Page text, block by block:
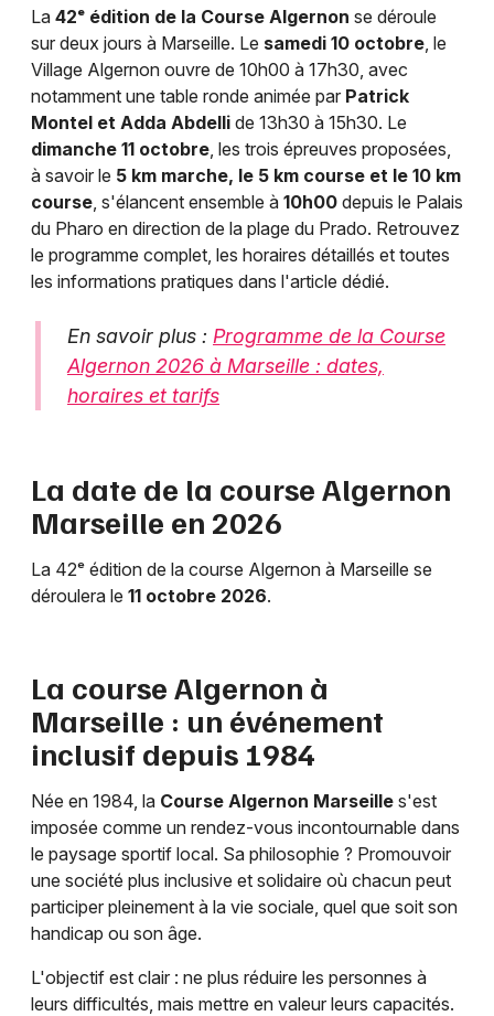
13 - Bouches du Rhône
Choisir mes départements
Mon email
Je m'abonne
La 42ᵉ édition de la Course Algernon se déroule
sur deux jours à Marseille. Le samedi 10 octobre , le
Village Algernon ouvre de 10h00 à 17h30, avec
notamment une table ronde animée par Patrick
Montel et Adda Abdelli de 13h30 à 15h30. Le
dimanche 11 octobre , les trois épreuves proposées,
à savoir le 5 km marche, le 5 km course et le 10 km
course , s'élancent ensemble à 10h00 depuis le Palais
du Pharo en direction de la plage du Prado. Retrouvez
le programme complet, les horaires détaillés et toutes
les informations pratiques dans l'article dédié.
En savoir plus : Programme de la Course
Algernon 2026 à Marseille : dates,
horaires et tarifs
La date de la course Algernon
Marseille en 2026
La 42ᵉ édition de la course Algernon à Marseille se
déroulera le 11 octobre 2026.
La course Algernon à
Marseille : un événement
inclusif depuis 1984
Née en 1984, la Course Algernon Marseille s'est
imposée comme un rendez-vous incontournable dans
le paysage sportif local. Sa philosophie ? Promouvoir
une société plus inclusive et solidaire où chacun peut
participer pleinement à la vie sociale, quel que soit son
handicap ou son âge.
L'objectif est clair : ne plus réduire les personnes à
leurs difficultés, mais mettre en valeur leurs capacités.